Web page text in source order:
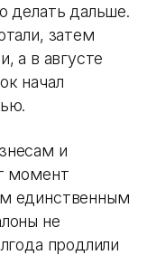
делать дальше.
затем
а в августе
начал
и
момент
единственным
не
продлили